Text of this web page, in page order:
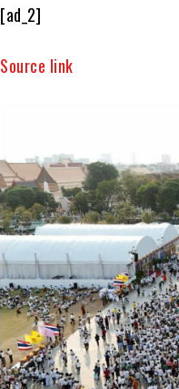
[ad_2]
Source link